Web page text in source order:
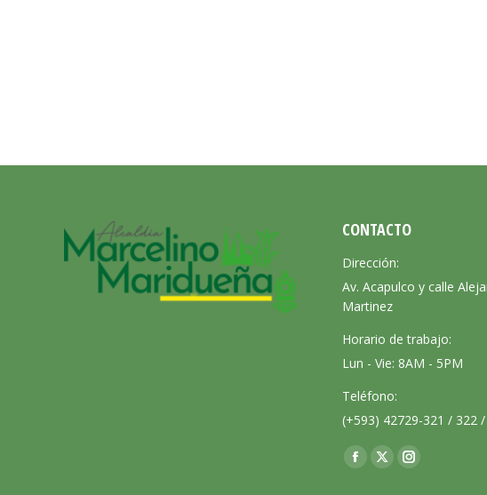
CONTACTO
Dirección:
Av. Acapulco y calle
Martinez
Horario de trabajo:
Lun - Vie: 8AM - 5PM
Teléfono:
(+593) 42729-321 / 322
Encuéntranos en:
Facebook
X
Instagram